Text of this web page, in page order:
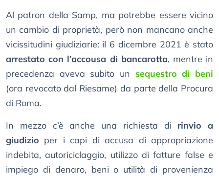
Al patron della Samp, ma potrebbe essere vicino
un cambio di proprietà, però non mancano anche
vicissitudini giudiziarie: il 6 dicembre 2021 è stato
arrestato con l’accousa di bancarotta, mentre in
precedenza aveva subito un sequestro di beni
(ora revocato dal Riesame) da parte della Procura
di Roma.
In mezzo c’è anche una richiesta di rinvio a
giudizio per i capi di accusa di appropriazione
indebita, autoriciclaggio, utilizzo di fatture false e
impiego di denaro, beni o utilità di provenienza